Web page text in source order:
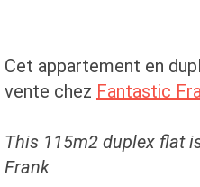
Cet appartement en
vente chez Fantastic
This 115m2 duplex flat
Frank